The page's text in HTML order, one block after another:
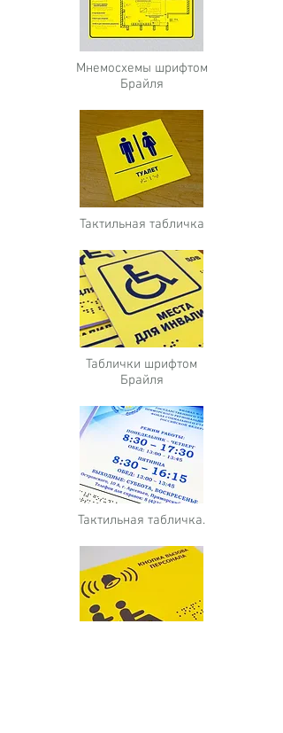
Мнемосхемы шрифтом
Брайля
Тактильная табличка
Таблички шрифтом
Брайля
Тактильная табличка.